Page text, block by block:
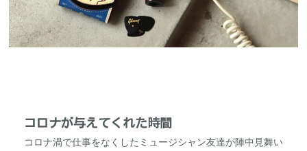
コロナが与えてくれた時間
コロナ渦で仕事をなくしたミュージシャン友達が陣中見舞い